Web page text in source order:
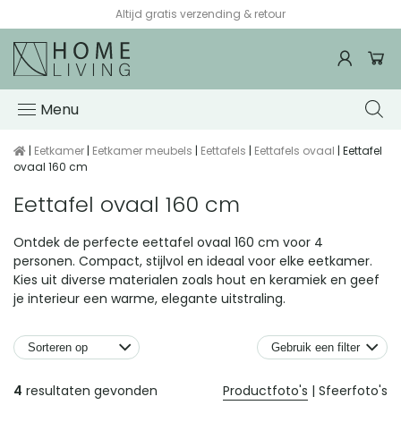
Altijd gratis verzending & retour
Menu
| Eetkamer | Eetkamer meubels | Eettafels | Eettafels ovaal | Eettafel
ovaal 160 cm
Eettafel ovaal 160 cm
Ontdek de perfecte eettafel ovaal 160 cm voor 4
personen. Compact, stijlvol en ideaal voor elke eetkamer.
Kies uit diverse materialen zoals hout en keramiek en geef
je interieur een warme, elegante uitstraling.
Producten
4 resultaten gevonden Productfoto's | Sfeerfoto's
Gebruik een filter